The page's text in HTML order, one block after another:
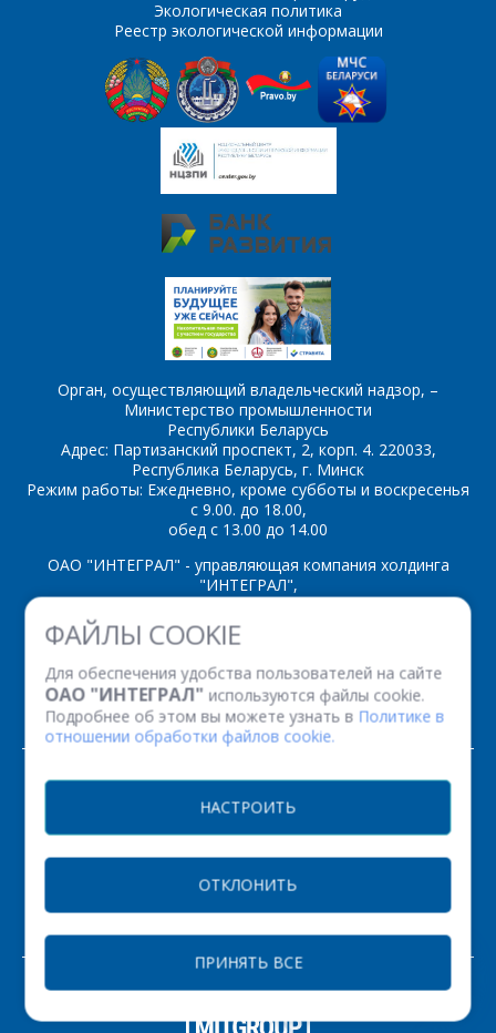
ФАЙЛЫ COOKIE
Для обеспечения удобства пользователей на сайте
ОАО "ИНТЕГРАЛ" используются файлы cookie.
Подробнее об этом вы можете узнать в Политике в
отношении обработки файлов cookie.
НАСТРОИТЬ
ОТКЛОНИТЬ
ПРИНЯТЬ ВСЕ
Экологическая политика
Реестр экологической информации
Орган, осуществляющий владельческий надзор, –
Министерство промышленности
Республики Беларусь
Адрес: Партизанский проспект, 2, корп. 4. 220033,
Республика Беларусь, г. Минск
Режим работы: Ежедневно, кроме субботы и воскресенья
с 9.00. до 18.00,
обед с 13.00 до 14.00
ОАО "ИНТЕГРАЛ" - управляющая компания холдинга
"ИНТЕГРАЛ",
ул. Казинца И.П., д.121А, комната 327, г. Минск, 220108,
Республика Беларусь
Факс: (+375 17) 338 12 94 УНП 100386629
Рег. номер 100386629 от 01.08.2013 г.
© 2026. Все права защищены.
РАЗРАБОТКА САЙТА
ЗАКАЗАТЬ
Комментарий *
поля
ОТПРАВИТЬ
Я согласен на
обработку
персональных данных
- обязательные
поля
ОТПРАВИТЬ